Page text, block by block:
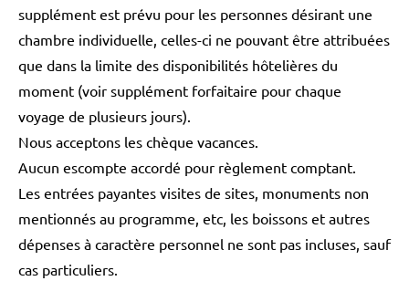
supplément est prévu pour les personnes désirant une
chambre individuelle, celles-ci ne pouvant être attribuées
que dans la limite des disponibilités hôtelières du
moment (voir supplément forfaitaire pour chaque
voyage de plusieurs jours).
Nous acceptons les chèque vacances.
Aucun escompte accordé pour règlement comptant.
Les entrées payantes visites de sites, monuments non
mentionnés au programme, etc, les boissons et autres
dépenses à caractère personnel ne sont pas incluses, sauf
cas particuliers.